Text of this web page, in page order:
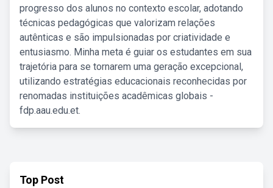
progresso dos alunos no contexto escolar, adotando
técnicas pedagógicas que valorizam relações
autênticas e são impulsionadas por criatividade e
entusiasmo. Minha meta é guiar os estudantes em sua
trajetória para se tornarem uma geração excepcional,
utilizando estratégias educacionais reconhecidas por
renomadas instituições acadêmicas globais -
fdp.aau.edu.et.
Top Post